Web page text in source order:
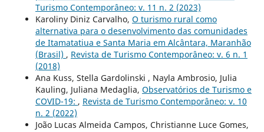
Turismo Contemporâneo: v. 11 n. 2 (2023)
Karoliny Diniz Carvalho, O turismo rural como
alternativa para o desenvolvimento das comunidades
de Itamatatiua e Santa Maria em Alcântara, Maranhão
(Brasil) , Revista de Turismo Contemporâneo: v. 6 n. 1
(2018)
Ana Kuss, Stella Gardolinski , Nayla Ambrosio, Julia
Kauling, Juliana Medaglia, Observatórios de Turismo e
COVID-19: , Revista de Turismo Contemporâneo: v. 10
n. 2 (2022)
João Lucas Almeida Campos, Christianne Luce Gomes,